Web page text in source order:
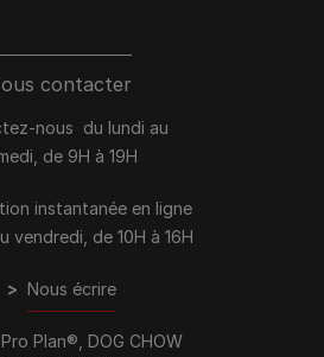
contacter
nous du lundi au
de 9H à 19H
instantanée en ligne
vendredi, de 10H à 16H
> Nous écrire
Plan®, DOG CHOW